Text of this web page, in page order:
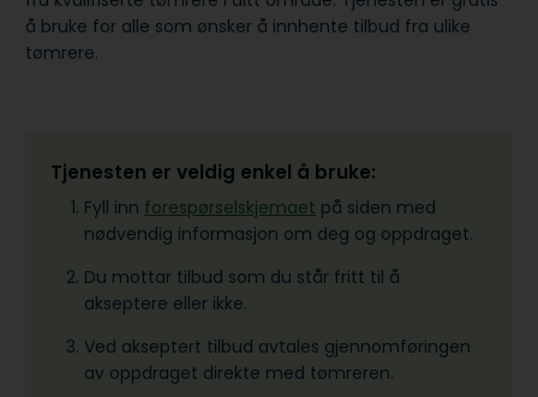
å bruke for alle som ønsker å innhente tilbud fra ulike
tømrere.
Tjenesten er veldig enkel å bruke:
Fyll inn forespørselskjemaet på siden med
nødvendig informasjon om deg og oppdraget.
Du mottar tilbud som du står fritt til å
akseptere eller ikke.
Ved akseptert tilbud avtales gjennomføringen
av oppdraget direkte med tømreren.